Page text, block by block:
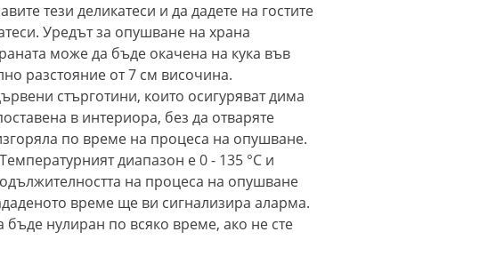
тези деликатеси и да дадете на гостите
Уредът за опушване на храна
може да бъде окачена на кука във
разстояние от 7 см височина.
стърготини, които осигуряват дима
в интериора, без да отваряте
по време на процеса на опушване.
диапазон е 0 - 135 °C и
на процеса на опушване
време ще ви сигнализира аларма.
нулиран по всяко време, ако не сте